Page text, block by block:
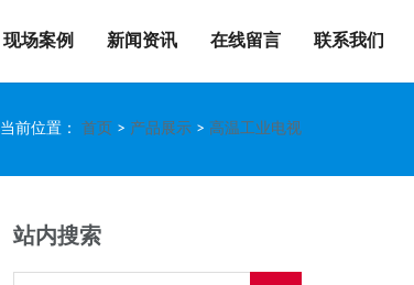
现场案例 新闻资讯 在线留言 联系我们
当前位置： 首页 > 产品展示 > 高温工业电视
站内搜索